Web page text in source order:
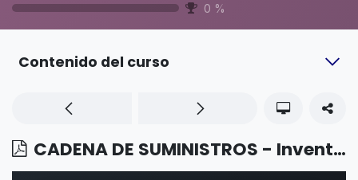
0 %
Contenido del curso
CADENA DE SUMINISTROS - Inventario - Integración de UPS